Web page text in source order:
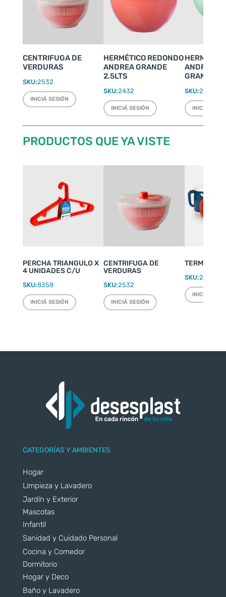
CENTRIFUGA DE
VERDURAS
SKU:2532
INICIÁ SESIÓN
HERMÉTICO REDONDO
ANDREA GRANDE
2.5LTS
SKU:2432
INICIÁ SESIÓN
ANDREA
GRANDE
SKU:2433
INICIÁ
PRODUCTOS QUE YA VISTE
PERCHA TRIANGULO X
4 UNIDADES C/U
SKU:8358
INICIÁ SESIÓN
CENTRIFUGA DE
VERDURAS
SKU:2532
INICIÁ SESIÓN
TERMO
SKU:2220
INICIÁ
CATEGORÍAS Y AMBIENTES
Hogar
Limpieza y Lavadero
Jardín y Exterior
Mascotas
Infantil
Sanidad y Cuidado Personal
Cocina y Comedor
Dormitorio
Hogar y Deco
Baño y Lavadero